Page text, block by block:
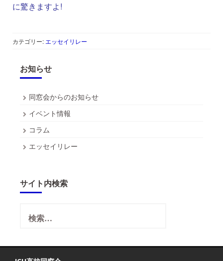
に驚きますよ!
カテゴリー: エッセイリレー
お知らせ
同窓会からのお知らせ
イベント情報
コラム
エッセイリレー
サイト内検索
索: